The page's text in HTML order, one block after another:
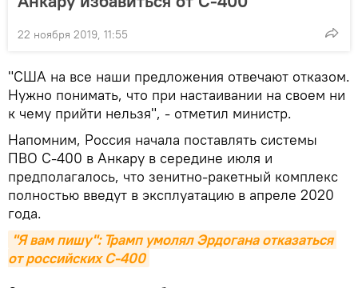
22 ноября 2019, 11:55
"США на все наши предложения отвечают отказом.
Нужно понимать, что при настаивании на своем ни
к чему прийти нельзя", - отметил министр.
Напомним, Россия начала поставлять системы
ПВО С-400 в Анкару в середине июля и
предполагалось, что зенитно-ракетный комплекс
полностью введут в эксплуатацию в апреле 2020
года.
"Я вам пишу": Трамп умолял Эрдогана отказаться
от российских С-400